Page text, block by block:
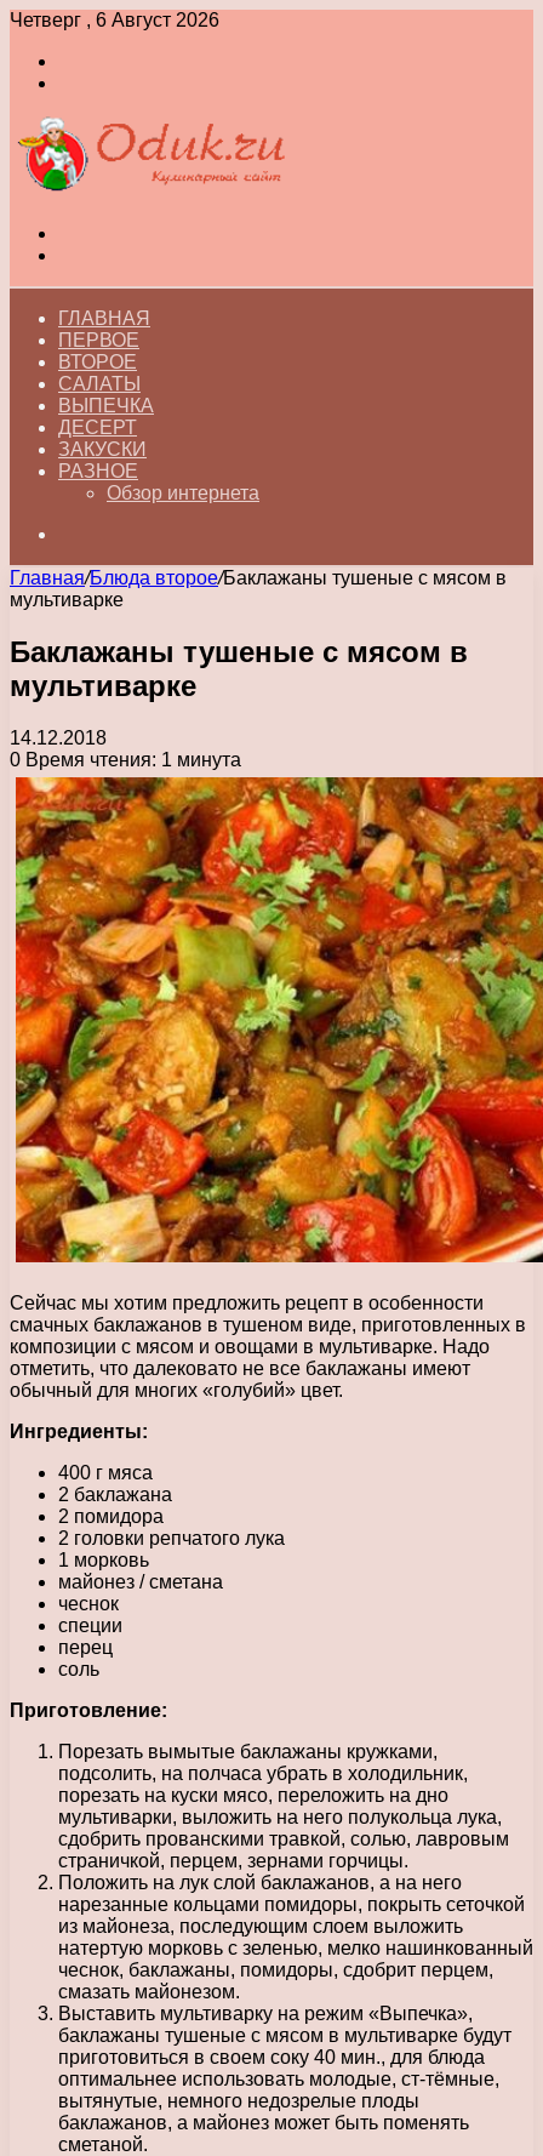
Четверг , 6 Август 2026
ГЛАВНАЯ
ПЕРВОЕ
ВТОРОЕ
САЛАТЫ
ВЫПЕЧКА
ДЕСЕРТ
ЗАКУСКИ
РАЗНОЕ
Обзор интернета
Главная/Блюда второе/Баклажаны тушеные с мясом в
мультиварке
Баклажаны тушеные с мясом в
мультиварке
14.12.2018
0 Время чтения: 1 минута
Сейчас мы хотим предложить рецепт в особенности
смачных баклажанов в тушеном виде, приготовленных в
композиции с мясом и овощами в мультиварке. Надо
отметить, что далековато не все баклажаны имеют
обычный для многих «голубий» цвет.
Ингредиенты:
400 г мяса
2 баклажана
2 помидора
2 головки репчатого лука
1 морковь
майонез / сметана
чеснок
специи
перец
соль
Приготовление:
Порезать вымытые баклажаны кружками,
подсолить, на полчаса убрать в холодильник,
порезать на куски мясо, переложить на дно
мультиварки, выложить на него полукольца лука,
сдобрить прованскими травкой, солью, лавровым
страничкой, перцем, зернами горчицы.
Положить на лук слой баклажанов, а на него
нарезанные кольцами помидоры, покрыть сеточкой
из майонеза, последующим слоем выложить
натертую морковь с зеленью, мелко нашинкованный
чеснок, баклажаны, помидоры, сдобрит перцем,
смазать майонезом.
Выставить мультиварку на режим «Выпечка»,
баклажаны тушеные с мясом в мультиварке будут
приготовиться в своем соку 40 мин., для блюда
оптимальнее использовать молодые, ст-тёмные,
вытянутые, немного недозрелые плоды
баклажанов, а майонез может быть поменять
сметаной.